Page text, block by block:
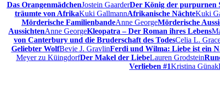
Das OrangenmädchenJostein GaarderDer König der purpurnen
träumte von AfrikaKuki GallmannAfrikanische NächteKuki
Mörderische FamilienbandeAnne GeorgeMörderische
AussichtenAnne GeorgeKleopatra – Der Roman ihres Lebens
von Canterbury und die Bruderschaft des TodesCelia L.
Geliebter WolfBevie J. GravlinFerdi und Wilma: Liebe ist ein
Meyer zu KüingdorfDer Makel der LiebeLauren Grodstein
Verlieben #1Kristina Günak